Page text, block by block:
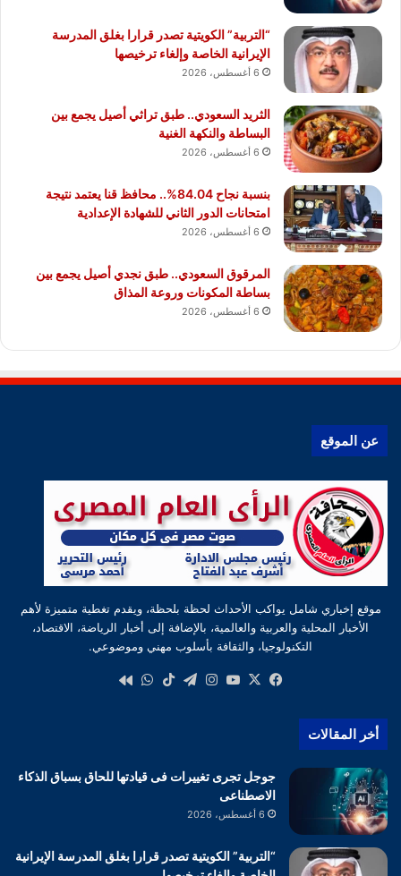
“التربية” الكويتية تصدر قرارا بغلق المدرسة
الإيرانية الخاصة وإلغاء ترخيصها
6 أغسطس، 2026
الثريد السعودي.. طبق تراثي أصيل يجمع بين
البساطة والنكهة الغنية
6 أغسطس، 2026
بنسبة نجاح 84.04%.. محافظ قنا يعتمد نتيجة
امتحانات الدور الثاني للشهادة الإعدادية
6 أغسطس، 2026
المرقوق السعودي.. طبق نجدي أصيل يجمع بين
بساطة المكونات وروعة المذاق
6 أغسطس، 2026
عن الموقع
موقع إخباري شامل يواكب الأحداث لحظة بلحظة، ويقدم تغطية متميزة لأهم
الأخبار المحلية والعربية والعالمية، بالإضافة إلى أخبار الرياضة، الاقتصاد،
التكنولوجيا، والثقافة بأسلوب مهني وموضوعي.
فيسبوك
‫X
‫YouTube
انستقرام
تيلقرام‫TikTokواتساب
أخر المقالات
جوجل تجرى تغييرات فى قيادتها للحاق بسباق الذكاء
الاصطناعى
6 أغسطس، 2026
“التربية” الكويتية تصدر قرارا بغلق المدرسة الإيرانية